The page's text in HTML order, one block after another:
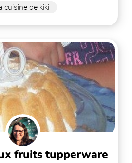
cuisine de kiki
fruits tupperware